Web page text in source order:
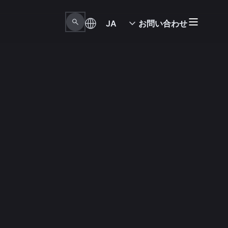
JA お問い合わせ